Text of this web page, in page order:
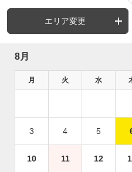
エリア変更
8月
月 火 水
3 4 5
10 11 12